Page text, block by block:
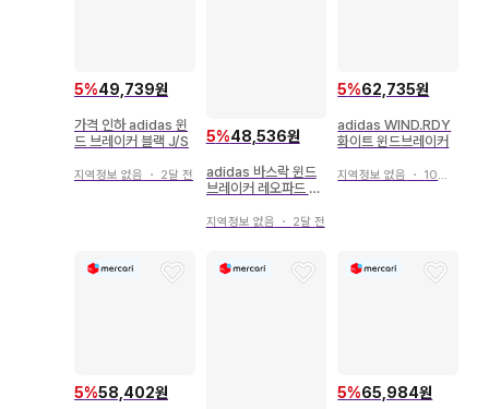
5%49,739원
가격 인하 adidas 윈
드 브레이커 블랙 J/S
지역정보 없음 ・ 2달 전
5%48,536원
adidas 바스락 윈드
브레이커 레오파드 무
지역정보 없음 ・ 2달 전
5%62,735원
adidas WIND.RDY
화이트 윈드브레이커
지역정보 없음 ・ 10일 전
5%58,402원 5%65,984원